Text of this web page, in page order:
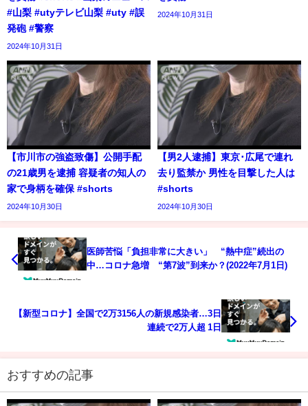
#山梨 #utyテレビ山梨 #uty #誤
発砲 #警察
2024年10月31日
2024年10月31日
【市川市の強盗致傷】公開手配
の21歳男を逮捕 容疑者の知人の
家で身柄を確保 #shorts
2024年10月30日
【男2人逮捕】東京･広尾で連れ
去り監禁か 男性を目撃した人は
#shorts
2024年10月30日
医師苦悩「負担非常に大きい」 “熱中症”続出の
中…コロナ急増 “第7波”到来か？(2022年7月1日)
【新型コロナ】全国で2万3156人の新規感染者…3日
連続で2万人超 1日
おすすめの記事